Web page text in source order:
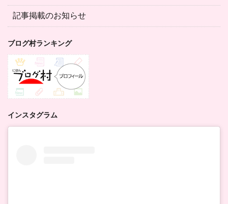
記事掲載のお知らせ
ブログ村ランキング
インスタグラム